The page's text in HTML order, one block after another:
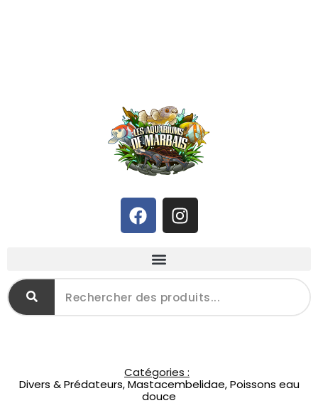
Catégories :
Divers & Prédateurs,Mastacembelidae,Poissons eau
douce